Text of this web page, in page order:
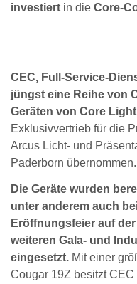
investiert in die Core-
CEC, Full-Service-
jüngst eine Reihe von
Geräten von Core
Exklusivvertrieb für die
Arcus Licht- und
Paderborn übernommen.
Die Geräte wurden
unter anderem auch
Eröffnungsfeier auf
weiteren Gala- und
eingesetzt. Mit einer
Cougar 19Z besitzt